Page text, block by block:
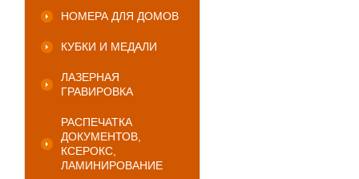
НОМЕРА ДЛЯ ДОМОВ
КУБКИ И МЕДАЛИ
ЛАЗЕРНАЯ
ГРАВИРОВКА
РАСПЕЧАТКА
ДОКУМЕНТОВ,
КСЕРОКС,
ЛАМИНИРОВАНИЕ